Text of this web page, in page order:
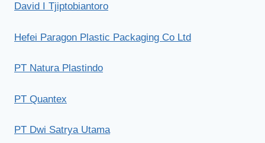
David I Tjiptobiantoro
Hefei Paragon Plastic Packaging Co Ltd
PT Natura Plastindo
PT Quantex
PT Dwi Satrya Utama